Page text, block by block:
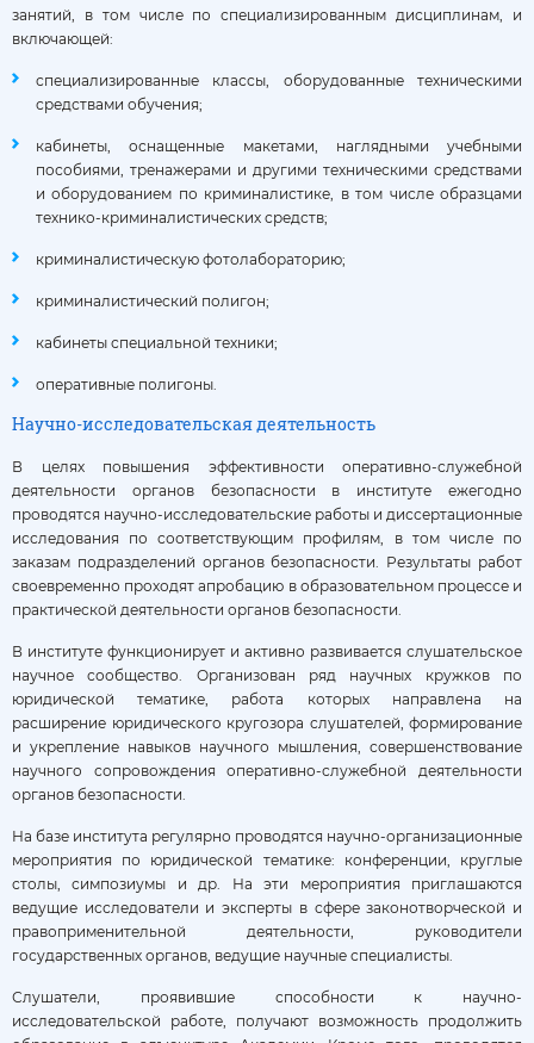
занятий, в том числе по специализированным дисциплинам, и
включающей:
специализированные классы, оборудованные техническими
средствами обучения;
кабинеты, оснащенные макетами, наглядными учебными
пособиями, тренажерами и другими техническими средствами
и оборудованием по криминалистике, в том числе образцами
технико-криминалистических средств;
криминалистическую фотолабораторию;
криминалистический полигон;
кабинеты специальной техники;
оперативные полигоны.
Научно-исследовательская деятельность
В целях повышения эффективности оперативно-служебной
деятельности органов безопасности в институте ежегодно
проводятся научно-исследовательские работы и диссертационные
исследования по соответствующим профилям, в том числе по
заказам подразделений органов безопасности. Результаты работ
своевременно проходят апробацию в образовательном процессе и
практической деятельности органов безопасности.
В институте функционирует и активно развивается слушательское
научное сообщество. Организован ряд научных кружков по
юридической тематике, работа которых направлена на
расширение юридического кругозора слушателей, формирование
и укрепление навыков научного мышления, совершенствование
научного сопровождения оперативно-служебной деятельности
органов безопасности.
На базе института регулярно проводятся научно-организационные
мероприятия по юридической тематике: конференции, круглые
столы, симпозиумы и др. На эти мероприятия приглашаются
ведущие исследователи и эксперты в сфере законотворческой и
правоприменительной деятельности, руководители
государственных органов, ведущие научные специалисты.
Слушатели, проявившие способности к научно-
исследовательской работе, получают возможность продолжить